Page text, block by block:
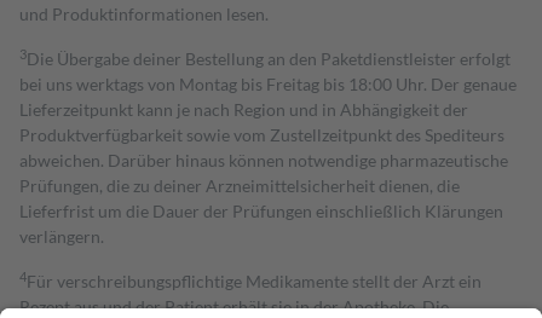
und Produktinformationen lesen.
3Die Übergabe deiner Bestellung an den Paketdienstleister erfolgt
bei uns werktags von Montag bis Freitag bis 18:00 Uhr. Der genaue
Lieferzeitpunkt kann je nach Region und in Abhängigkeit der
Produktverfügbarkeit sowie vom Zustellzeitpunkt des Spediteurs
abweichen. Darüber hinaus können notwendige pharmazeutische
Prüfungen, die zu deiner Arzneimittelsicherheit dienen, die
Lieferfrist um die Dauer der Prüfungen einschließlich Klärungen
verlängern.
4Für verschreibungspflichtige Medikamente stellt der Arzt ein
Rezept aus und der Patient erhält sie in der Apotheke. Die